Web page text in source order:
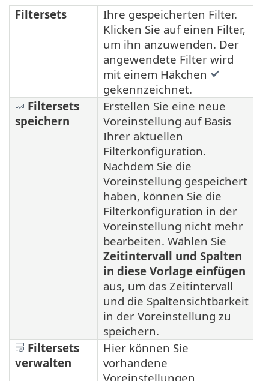
Filtersets
Ihre gespeicherten Filter.
Klicken Sie auf einen Filter,
um ihn anzuwenden. Der
angewendete Filter wird
mit einem Häkchen
gekennzeichnet.
Filtersets
speichern
Erstellen Sie eine neue
Voreinstellung auf Basis
Ihrer aktuellen
Filterkonfiguration.
Nachdem Sie die
Voreinstellung gespeichert
haben, können Sie die
Filterkonfiguration in der
Voreinstellung nicht mehr
bearbeiten. Wählen Sie
Zeitintervall und Spalten
in diese Vorlage einfügen
aus, um das Zeitintervall
und die Spaltensichtbarkeit
in der Voreinstellung zu
speichern.
Filtersets
verwalten
Hier können Sie
vorhandene
Voreinstellungen